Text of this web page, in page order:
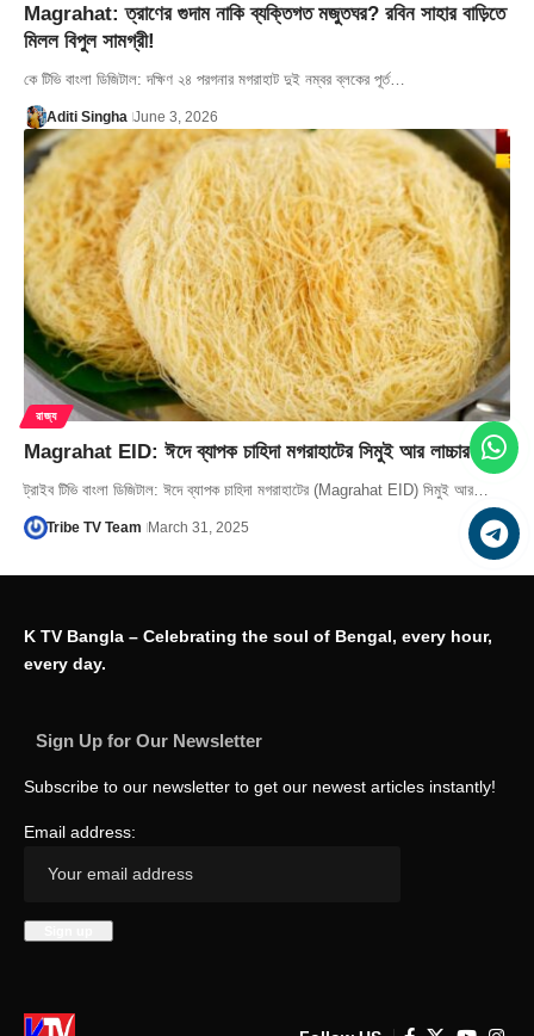
Magrahat: ত্রাণের গুদাম নাকি ব্যক্তিগত মজুতঘর? রবিন সাহার বাড়িতে
মিলল বিপুল সামগ্রী!
কে টিভি বাংলা ডিজিটাল: দক্ষিণ ২৪ পরগনার মগরাহাট দুই নম্বর ব্লকের পূর্ত…
Aditi Singha June 3, 2026
রাজ্য
Magrahat EID: ঈদে ব্যাপক চাহিদা মগরাহাটের সিমুই আর লাচ্চার
ট্রাইব টিভি বাংলা ডিজিটাল: ঈদে ব্যাপক চাহিদা মগরাহাটের (Magrahat EID) সিমুই আর…
Tribe TV Team March 31, 2025
K TV Bangla – Celebrating the soul of Bengal, every hour,
every day.
Sign Up for Our Newsletter
Subscribe to our newsletter to get our newest articles instantly!
Email address: